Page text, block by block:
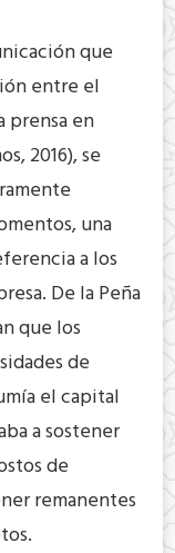
que
entre el
prensa en
2016), se
una
a los
De la Peña
que los
de
el capital
a sostener
de
remanentes